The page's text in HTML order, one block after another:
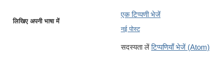
लिखिए अपनी भाषा में
एक टिप्पणी भेजें
नई पोस्ट
सदस्यता लेंटिप्पणियाँ भेजें (Atom)